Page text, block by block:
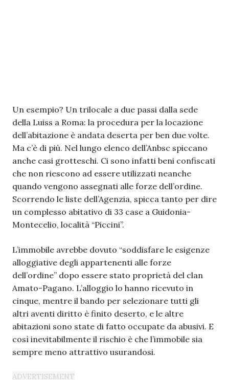
Un esempio? Un trilocale a due passi dalla sede
della Luiss a Roma: la procedura per la locazione
dell’abitazione è andata deserta per ben due volte.
Ma c’è di più. Nel lungo elenco dell’Anbsc spiccano
anche casi grotteschi. Ci sono infatti beni confiscati
che non riescono ad essere utilizzati neanche
quando vengono assegnati alle forze dell’ordine.
Scorrendo le liste dell’Agenzia, spicca tanto per dire
un complesso abitativo di 33 case a Guidonia-
Montecelio, località “Piccini”.
L’immobile avrebbe dovuto “soddisfare le esigenze
alloggiative degli appartenenti alle forze
dell’ordine” dopo essere stato proprietà del clan
Amato-Pagano. L’alloggio lo hanno ricevuto in
cinque, mentre il bando per selezionare tutti gli
altri aventi diritto è finito deserto, e le altre
abitazioni sono state di fatto occupate da abusivi. E
così inevitabilmente il rischio è che l’immobile sia
sempre meno attrattivo usurandosi.